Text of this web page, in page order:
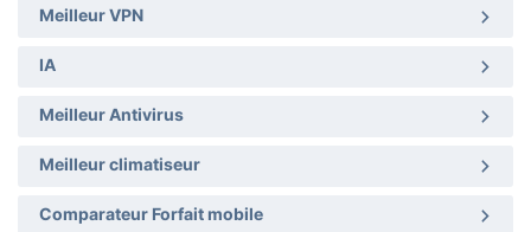
Meilleur VPN
IA
Meilleur Antivirus
Meilleur climatiseur
Comparateur Forfait mobile